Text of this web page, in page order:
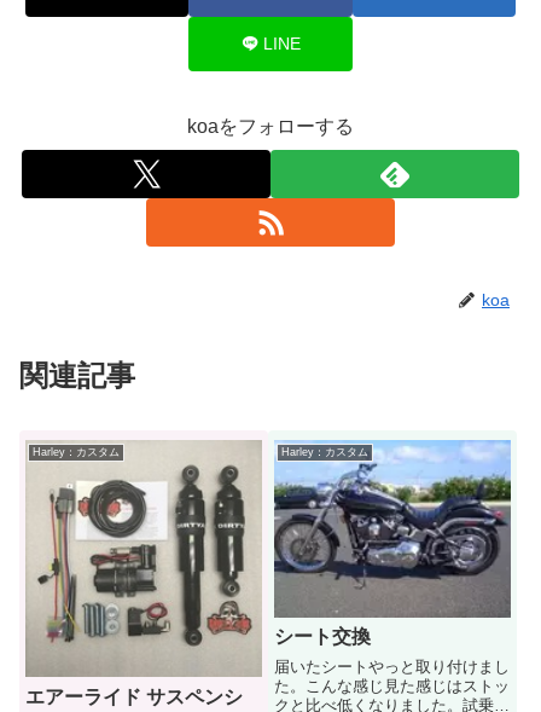
LINE
koaをフォローする
koa
関連記事
Harley：カスタム
エアーライド サスペンシ
Harley：カスタム
シート交換
届いたシートやっと取り付けまし
た。こんな感じ見た感じはストッ
クと比べ低くなりました。試乗し